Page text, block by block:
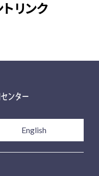
リンク
English